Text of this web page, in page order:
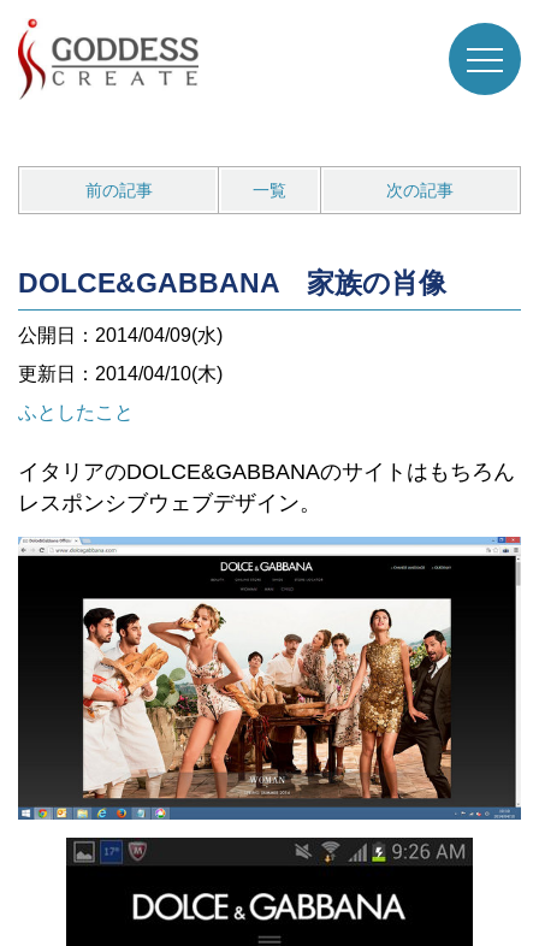
前の記事 一覧 次の記事
DOLCE&GABBANA 家族の肖像
公開日：2014/04/09(水)
更新日：2014/04/10(木)
ふとしたこと
イタリアのDOLCE&GABBANAのサイトはもちろん
レスポンシブウェブデザイン。